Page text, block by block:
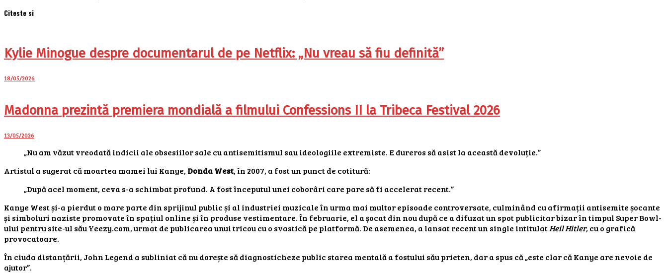
Citeste si
Kylie Minogue despre documentarul de pe Netflix: „Nu vreau să fiu definită”
18/05/2026
Madonna prezintă premiera mondială a filmului Confessions II la Tribeca Festival 2026
13/05/2026
„Nu am văzut vreodată indicii ale obsesiilor sale cu antisemitismul sau ideologiile extremiste. E dureros să asist la această devoluție.”
Artistul a sugerat că moartea mamei lui Kanye, Donda West, în 2007, a fost un punct de cotitură:
„După acel moment, ceva s-a schimbat profund. A fost începutul unei coborâri care pare să fi accelerat recent.”
Kanye West și-a pierdut o mare parte din sprijinul public și al industriei muzicale în urma mai multor episoade controversate, culminând cu afirmații antisemite șocante
și simboluri naziste promovate în spațiul online și în produse vestimentare. În februarie, el a șocat din nou după ce a difuzat un spot publicitar bizar în timpul Super Bowl-
ului pentru site-ul său Yeezy.com, urmat de publicarea unui tricou cu o svastică pe platformă. De asemenea, a lansat recent un single intitulatHeil Hitler, cu o grafică
provocatoare.
În ciuda distanțării, John Legend a subliniat că nu dorește să diagnosticheze public starea mentală a fostului său prieten, dar a spus că „este clar că Kanye are nevoie de
ajutor”.